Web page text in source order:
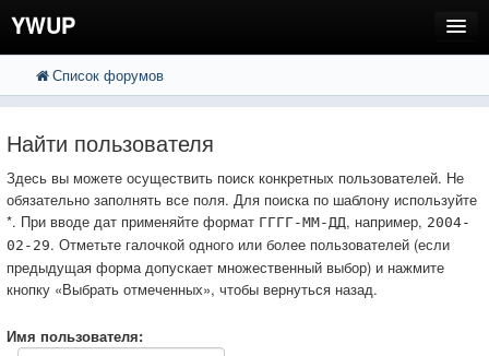
YWUP
FAQ
Вход
Список форумов
Найти пользователя
Здесь вы можете осуществить поиск конкретных пользователей. Не
обязательно заполнять все поля. Для поиска по шаблону используйте
*. При вводе дат применяйте формат ГГГГ-ММ-ДД, например, 2004-
02-29. Отметьте галочкой одного или более пользователей (если
предыдущая форма допускает множественный выбор) и нажмите
кнопку «Выбрать отмеченных», чтобы вернуться назад.
Имя пользователя: